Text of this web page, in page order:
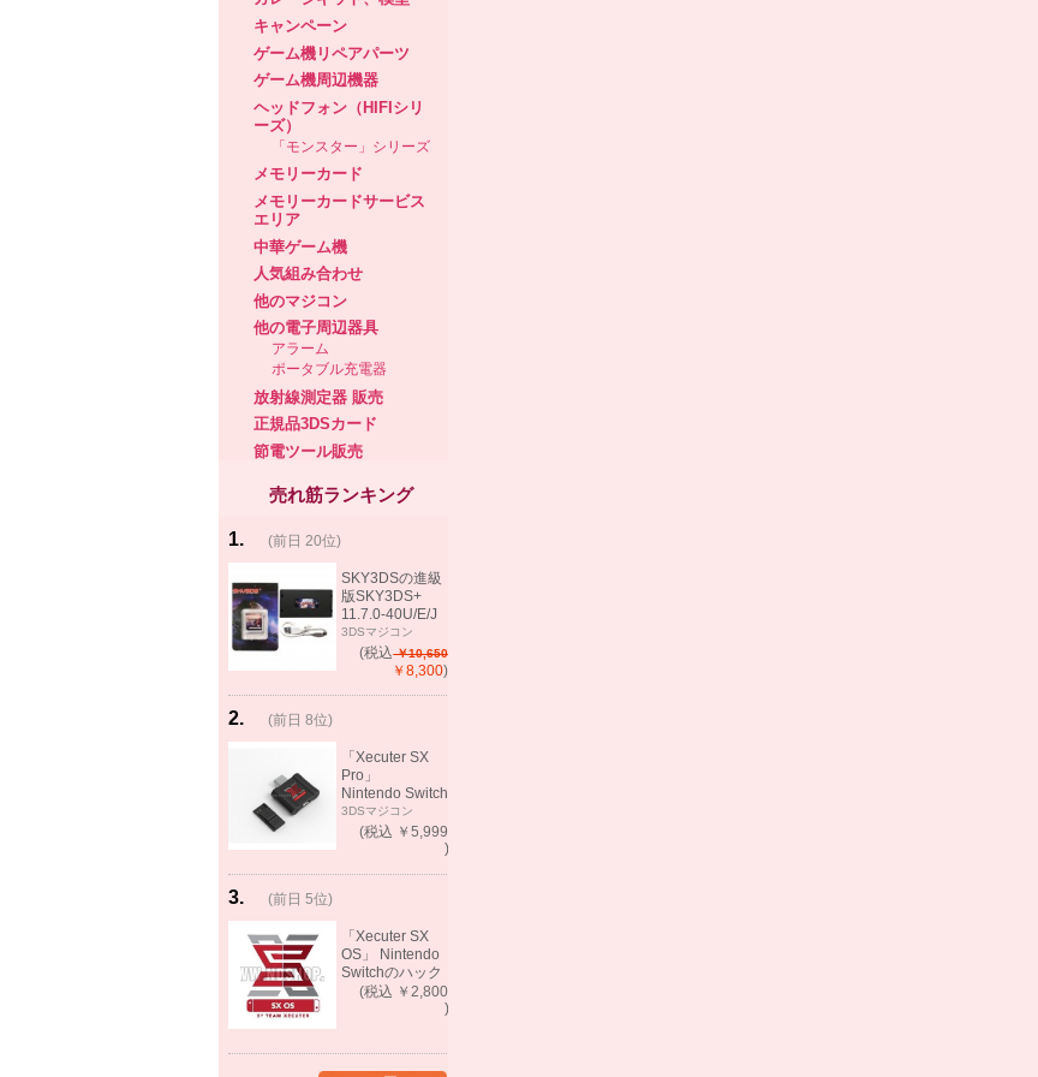
キャンペーン
ゲーム機リペアパーツ
ゲーム機周辺機器
ヘッドフォン（HIFIシリ
ーズ）
「モンスター」シリーズ
メモリーカード
メモリーカードサービス
エリア
中華ゲーム機
人気組み合わせ
他のマジコン
他の電子周辺器具
アラーム
ポータブル充電器
放射線測定器 販売
正規品3DSカード
節電ツール販売
売れ筋ランキング
1.
rank
(前日 20位)
SKY3DSの進級
版SKY3DS+
11.7.0-40U/E/J
で起動可能
(MHX、FEifサポ
3DSマジコン
(税込￥10,650
￥8,300)
2.
rank
(前日 8位)
「Xecuter SX
Pro」
Nintendo Switch
バックアップゲ
ーム起動可能
3DSマジコン
(税込 ￥5,999
)
3.
rank
up!
(前日 5位)
「Xecuter SX
OS」 Nintendo
Switchのハック
ツール バック
(税込 ￥2,800
)